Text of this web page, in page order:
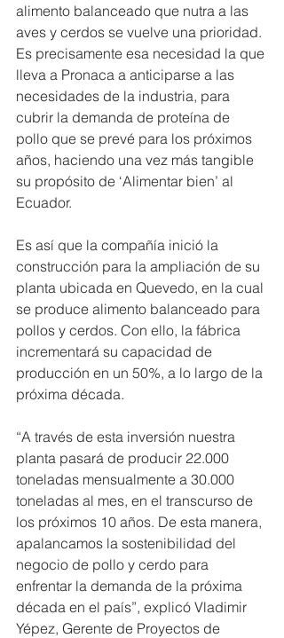
alimento balanceado que nutra a las
aves y cerdos se vuelve una prioridad.
Es precisamente esa necesidad la que
lleva a Pronaca a anticiparse a las
necesidades de la industria, para
cubrir la demanda de proteína de
pollo que se prevé para los próximos
años, haciendo una vez más tangible
su propósito de ‘Alimentar bien’ al
Ecuador.
Es así que la compañía inició la
construcción para la ampliación de su
planta ubicada en Quevedo, en la cual
se produce alimento balanceado para
pollos y cerdos. Con ello, la fábrica
incrementará su capacidad de
producción en un 50%, a lo largo de la
próxima década.
“A través de esta inversión nuestra
planta pasará de producir 22.000
toneladas mensualmente a 30.000
toneladas al mes, en el transcurso de
los próximos 10 años. De esta manera,
apalancamos la sostenibilidad del
negocio de pollo y cerdo para
enfrentar la demanda de la próxima
década en el país”, explicó Vladimir
Yépez, Gerente de Proyectos de